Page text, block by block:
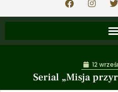
Serial „Misja
12